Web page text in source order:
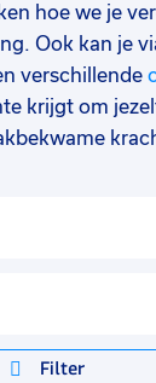
hoe we je
Ook kan je
verschillende
krijgt om
Filter